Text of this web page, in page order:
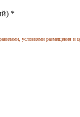
*
условиями размещения